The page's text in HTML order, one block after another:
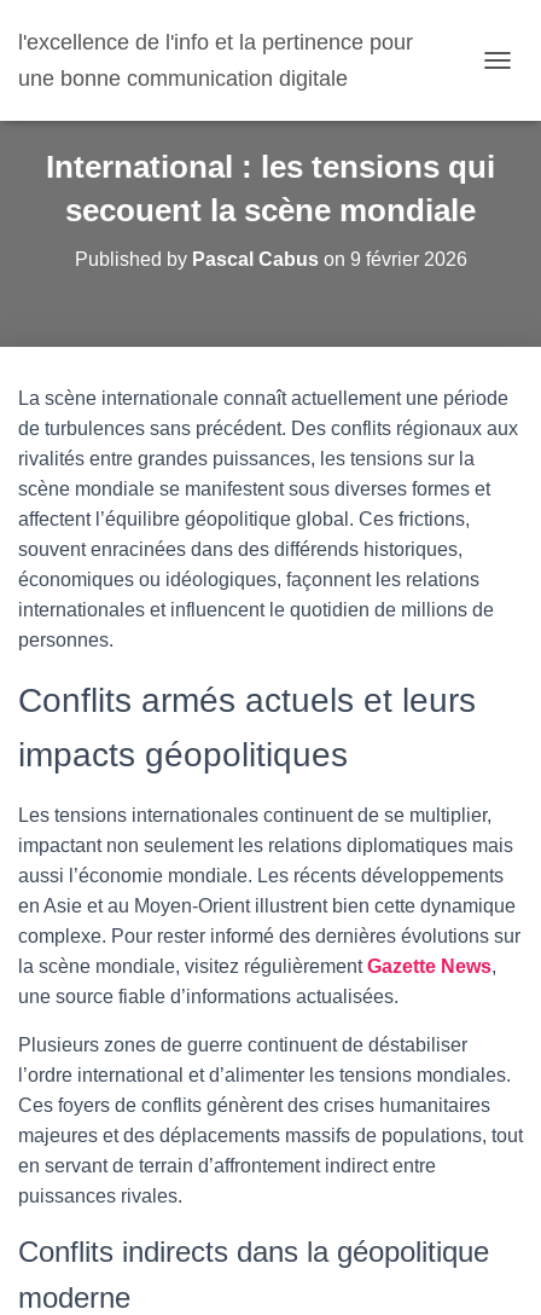
l'excellence de l'info et la pertinence pour
une bonne communication digitale
V
A
N
International : les tensions qui
secouent la scène mondiale
Published by Pascal Cabuson 9 février 2026
La scène internationale connaît actuellement une période
de turbulences sans précédent. Des conflits régionaux aux
rivalités entre grandes puissances, les tensions sur la
scène mondiale se manifestent sous diverses formes et
affectent l’équilibre géopolitique global. Ces frictions,
souvent enracinées dans des différends historiques,
économiques ou idéologiques, façonnent les relations
internationales et influencent le quotidien de millions de
personnes.
Conflits armés actuels et leurs
impacts géopolitiques
Les tensions internationales continuent de se multiplier,
impactant non seulement les relations diplomatiques mais
aussi l’économie mondiale. Les récents développements
en Asie et au Moyen-Orient illustrent bien cette dynamique
complexe. Pour rester informé des dernières évolutions sur
la scène mondiale, visitez régulièrement Gazette News,
une source fiable d’informations actualisées.
Plusieurs zones de guerre continuent de déstabiliser
l’ordre international et d’alimenter les tensions mondiales.
Ces foyers de conflits génèrent des crises humanitaires
majeures et des déplacements massifs de populations, tout
en servant de terrain d’affrontement indirect entre
puissances rivales.
Conflits indirects dans la géopolitique
moderne